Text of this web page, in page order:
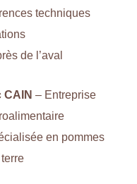
techniques
de l’aval
CAIN – Entreprise
en pommes